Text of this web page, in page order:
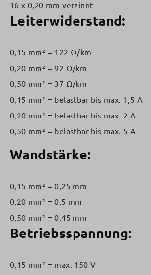
16 x 0,20 mm verzinnt
Leiterwiderstand:
0,15 mm² = 122 Ω/km
0,20 mm² = 92 Ω/km
0,50 mm² = 37 Ω/km
0,15 mm² = belastbar bis max. 1,5 A
0,20 mm² = belastbar bis max. 2 A
0,50 mm² = belastbar bis max. 5 A
Wandstärke:
0,15 mm² = 0,25 mm
0,20 mm² = 0,5 mm
0,50 mm² = 0,45 mm
Betriebsspannung:
0,15 mm² = max. 150 V